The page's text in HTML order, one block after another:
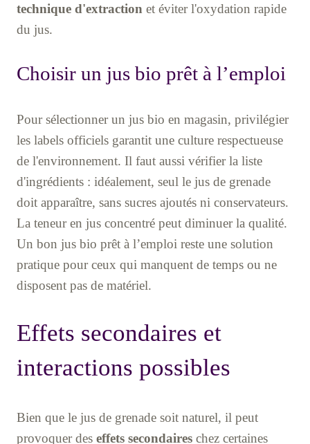
technique d'extraction et éviter l'oxydation rapide
du jus.
Choisir un jus bio prêt à l’emploi
Pour sélectionner un jus bio en magasin, privilégier
les labels officiels garantit une culture respectueuse
de l'environnement. Il faut aussi vérifier la liste
d'ingrédients : idéalement, seul le jus de grenade
doit apparaître, sans sucres ajoutés ni conservateurs.
La teneur en jus concentré peut diminuer la qualité.
Un bon jus bio prêt à l’emploi reste une solution
pratique pour ceux qui manquent de temps ou ne
disposent pas de matériel.
Effets secondaires et
interactions possibles
Bien que le jus de grenade soit naturel, il peut
provoquer des effets secondaires chez certaines